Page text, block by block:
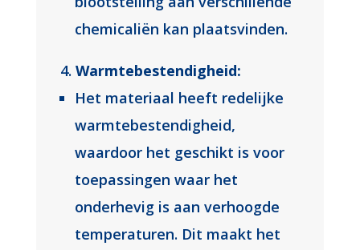
chemicaliën kan plaatsvinden.
Warmtebestendigheid:
Het materiaal heeft redelijke
warmtebestendigheid,
waardoor het geschikt is voor
toepassingen waar het
onderhevig is aan verhoogde
temperaturen. Dit maakt het